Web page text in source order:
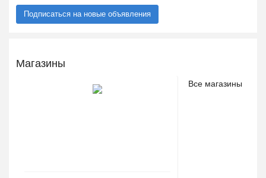
Подписаться на новые объявления
Магазины
Все магазины